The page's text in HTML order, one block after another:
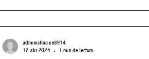
administracion8914
12 abr 2024
1 min de lectura